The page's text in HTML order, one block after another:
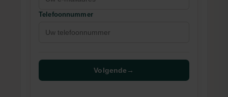
Telefoonnummer
Volgende →